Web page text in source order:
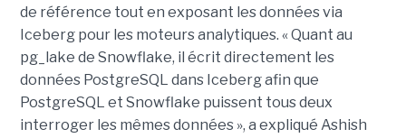
de référence tout en exposant les données via
Iceberg pour les moteurs analytiques. « Quant au
pg_lake de Snowflake, il écrit directement les
données PostgreSQL dans Iceberg afin que
PostgreSQL et Snowflake puissent tous deux
interroger les mêmes données », a expliqué Ashish